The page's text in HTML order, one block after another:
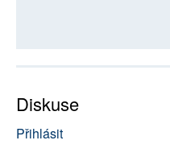
Diskuse
Přihlásit